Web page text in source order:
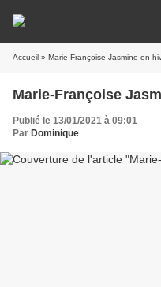
Accueil » Marie-Françoise Jasmine en
Marie-Françoise
Publié le 13/01/2021 à 09:01
Par Dominique